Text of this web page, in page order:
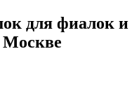
для фиалок и
Москве